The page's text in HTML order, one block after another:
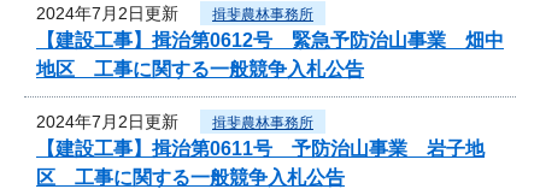
2024年7月2日更新 揖斐農林事務所
【建設工事】揖治第0612号 緊急予防治山事業 畑中
地区 工事に関する一般競争入札公告
2024年7月2日更新 揖斐農林事務所
【建設工事】揖治第0611号 予防治山事業 岩子地
区 工事に関する一般競争入札公告